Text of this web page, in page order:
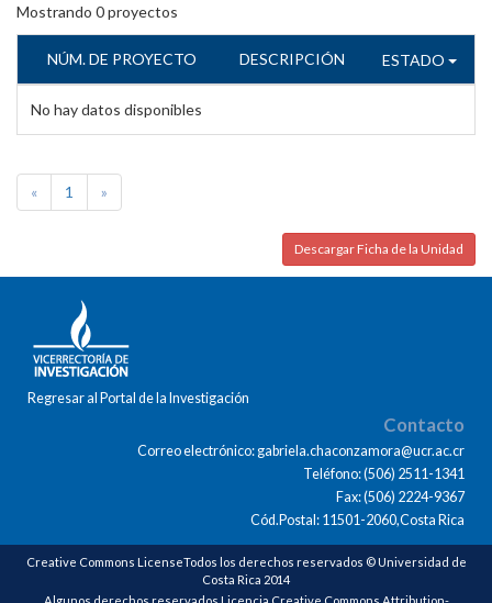
Mostrando 0proyectos
NÚM. DE PROYECTO DESCRIPCIÓN ESTADO
No hay datos disponibles
« 1 »
Descargar Ficha de la Unidad
Regresar al Portal de la Investigación
Contacto
Correo electrónico: gabriela.chaconzamora@ucr.ac.cr
Teléfono: (506) 2511-1341
Fax: (506) 2224-9367
Cód.Postal: 11501-2060,Costa Rica
Creative Commons LicenseTodos los derechos reservados © Universidad de
Costa Rica 2014